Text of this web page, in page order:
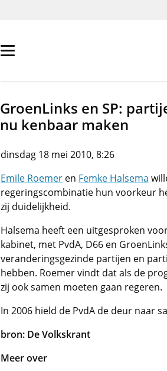
Primair
tonen/verbergen
GroenLinks en SP:
nu kenbaar maken
dinsdag 18 mei 2010, 8:26
Emile Roemer en Femke Halsema
regeringscombinatie hun voorkeur
zij duidelijkheid.
Halsema heeft een uitgesproken
kabinet, met PvdA, D66 en
veranderingsgezinde partijen en
hebben. Roemer vindt dat als de
zij ook samen moeten gaan regeren.
In 2006 hield de PvdA de deur naar
bron: De Volkskrant
Meer over